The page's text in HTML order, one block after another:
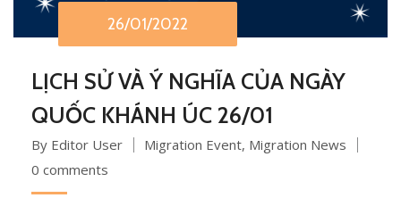
26/01/2022
LỊCH SỬ VÀ Ý NGHĨA CỦA NGÀY
QUỐC KHÁNH ÚC 26/01
By Editor User Migration Event, Migration News
0 comments